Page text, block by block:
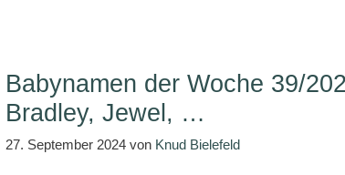
Babynamen der Woche 39/
Bradley, Jewel, …
27. September 2024 von Knud Bielefeld